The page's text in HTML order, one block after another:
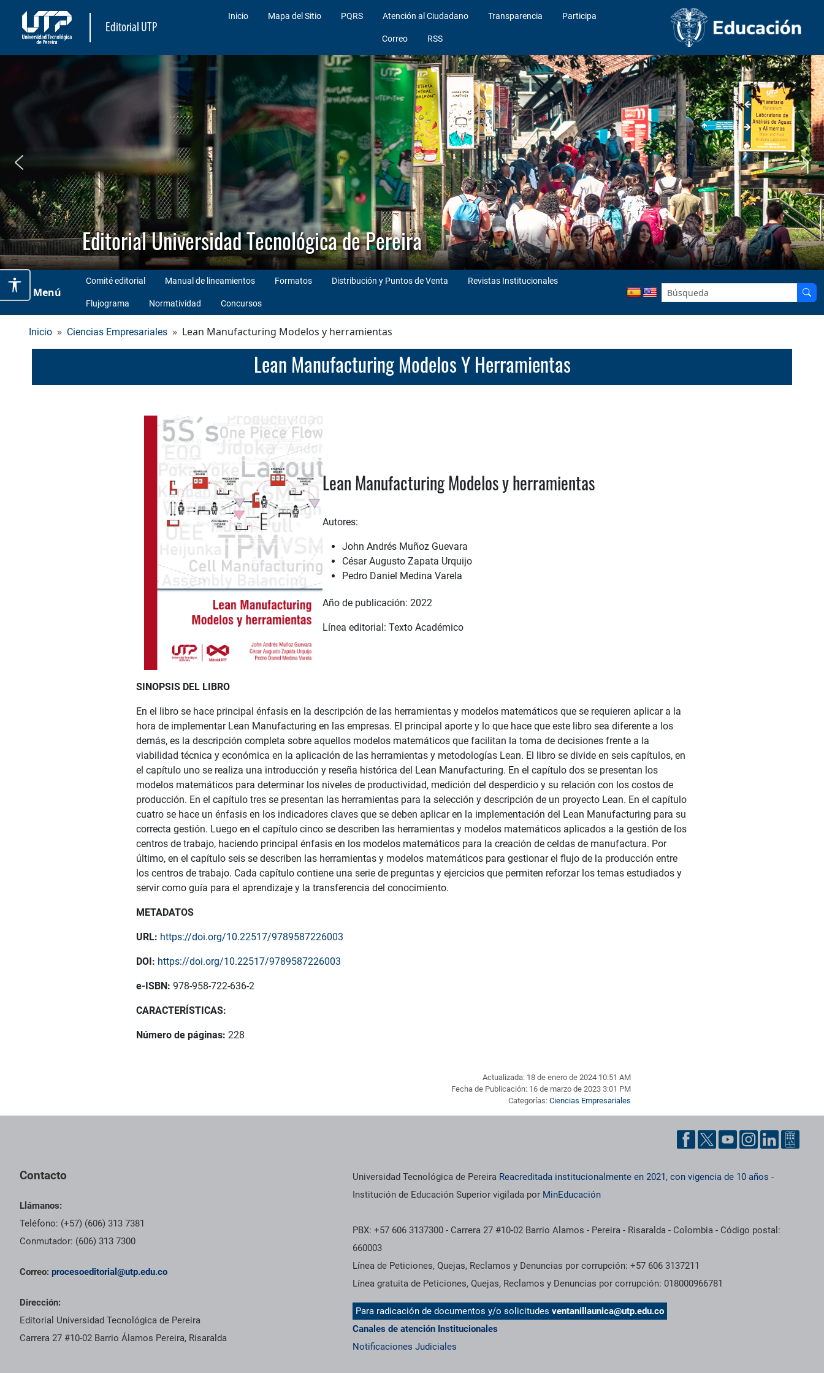
Editorial UTP
Inicio Mapa del Sitio PQRS Atención al Ciudadano Transparencia Participa
Correo RSS
Editorial Universidad Tecnológica de Pereira
Menú
Comité editorial Manual de lineamientos Formatos Distribución y Puntos de Venta Revistas Institucionales
Flujograma Normatividad Concursos
Inicio Ciencias Empresariales Lean Manufacturing Modelos y herramientas
Lean Manufacturing Modelos Y Herramientas
Lean Manufacturing Modelos y herramientas
Autores:
John Andrés Muñoz Guevara
César Augusto Zapata Urquijo
Pedro Daniel Medina Varela
Año de publicación: 2022
Línea editorial: Texto Académico
SINOPSIS DEL LIBRO
En el libro se hace principal énfasis en la descripción de las herramientas y modelos matemáticos que se requieren aplicar a la
hora de implementar Lean Manufacturing en las empresas. El principal aporte y lo que hace que este libro sea diferente a los
demás, es la descripción completa sobre aquellos modelos matemáticos que facilitan la toma de decisiones frente a la
viabilidad técnica y económica en la aplicación de las herramientas y metodologías Lean. El libro se divide en seis capítulos, en
el capítulo uno se realiza una introducción y reseña histórica del Lean Manufacturing. En el capítulo dos se presentan los
modelos matemáticos para determinar los niveles de productividad, medición del desperdicio y su relación con los costos de
producción. En el capítulo tres se presentan las herramientas para la selección y descripción de un proyecto Lean. En el capítulo
cuatro se hace un énfasis en los indicadores claves que se deben aplicar en la implementación del Lean Manufacturing para su
correcta gestión. Luego en el capítulo cinco se describen las herramientas y modelos matemáticos aplicados a la gestión de los
centros de trabajo, haciendo principal énfasis en los modelos matemáticos para la creación de celdas de manufactura. Por
último, en el capítulo seis se describen las herramientas y modelos matemáticos para gestionar el flujo de la producción entre
los centros de trabajo. Cada capítulo contiene una serie de preguntas y ejercicios que permiten reforzar los temas estudiados y
servir como guía para el aprendizaje y la transferencia del conocimiento.
METADATOS
URL: https://doi.org/10.22517/9789587226003
DOI: https://doi.org/10.22517/9789587226003
e-ISBN: 978-958-722-636-2
CARACTERÍSTICAS:
Número de páginas: 228
Actualizada: 18 de enero de 2024 10:51 AM
Fecha de Publicación: 16 de marzo de 2023 3:01 PM
Categorías: Ciencias Empresariales
Contacto
Llámanos:
Teléfono: (+57) (606) 313 7381
Conmutador: (606) 313 7300
Correo: procesoeditorial@utp.edu.co
Dirección:
Editorial Universidad Tecnológica de Pereira
Carrera 27 #10-02 Barrio Álamos Pereira, Risaralda
Información institucional
Universidad Tecnológica de Pereira Reacreditada institucionalmente en 2021, con vigencia de 10 años -
Institución de Educación Superior vigilada por MinEducación
PBX: +57 606 3137300 - Carrera 27 #10-02 Barrio Alamos - Pereira - Risaralda - Colombia - Código postal:
660003
Línea de Peticiones, Quejas, Reclamos y Denuncias por corrupción: +57 606 3137211
Línea gratuita de Peticiones, Quejas, Reclamos y Denuncias por corrupción: 018000966781
Para radicación de documentos y/o solicitudesventanillaunica@utp.edu.co
Canales de atención Institucionales
Notificaciones Judiciales